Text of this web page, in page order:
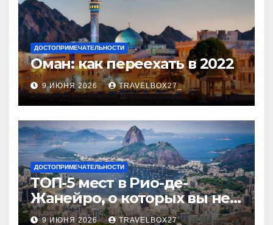
ДОСТОПРИМЕЧАТЕЛЬНОСТИ
Оман: как переехать в 2022
9 ИЮНЯ 2026 TRAVELBOX27_
ДОСТОПРИМЕЧАТЕЛЬНОСТИ
ТОП-5 мест в Рио-де-
Жанейро, о которых вы не
знали
9 ИЮНЯ 2026 TRAVELBOX27_